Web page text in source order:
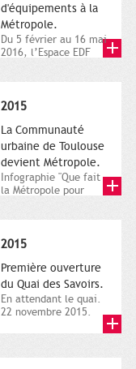
d'équipements à la
Métropole.
Du 5 février au 16 mai
2016, l’Espace EDF
2015
La Communauté
urbaine de Toulouse
devient Métropole.
Infographie "Que fait
la Métropole pour
2015
Première ouverture
du Quai des Savoirs.
En attendant le quai.
22 novembre 2015.